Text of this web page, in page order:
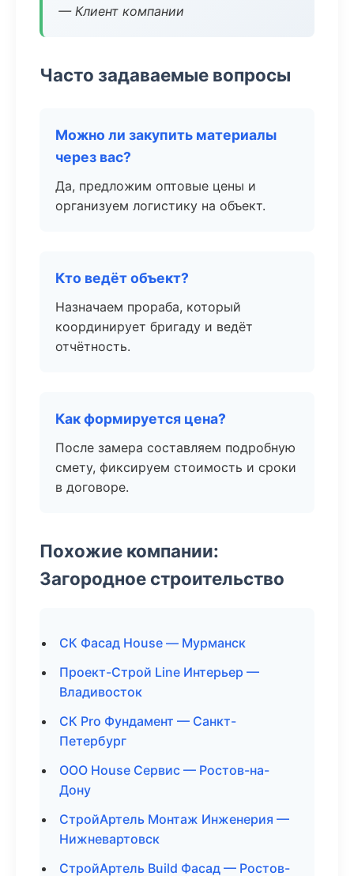
— Клиент компании
Часто задаваемые вопросы
Можно ли закупить материалы
через вас?
Да, предложим оптовые цены и
организуем логистику на объект.
Кто ведёт объект?
Назначаем прораба, который
координирует бригаду и ведёт
отчётность.
Как формируется цена?
После замера составляем подробную
смету, фиксируем стоимость и сроки
в договоре.
Похожие компании:
Загородное строительство
СК Фасад House — Мурманск
Проект-Строй Line Интерьер —
Владивосток
СК Pro Фундамент — Санкт-
Петербург
ООО House Сервис — Ростов-на-
Дону
СтройАртель Монтаж Инженерия —
Нижневартовск
СтройАртель Build Фасад — Ростов-